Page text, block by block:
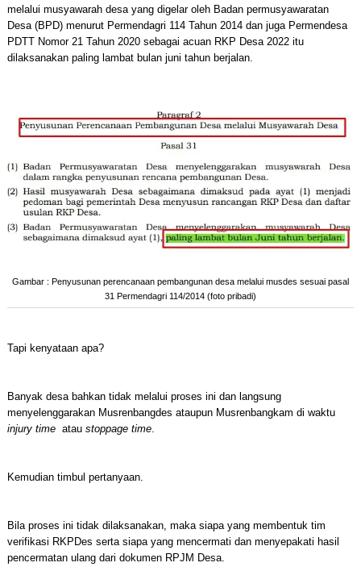
melalui musyawarah desa yang digelar oleh Badan permusyawaratan
Desa (BPD) menurut Permendagri 114 Tahun 2014 dan juga Permendesa
PDTT Nomor 21 Tahun 2020 sebagai acuan RKP Desa 2022 itu
dilaksanakan paling lambat bulan juni tahun berjalan.
Gambar : Penyusunan perencanaan pembangunan desa melalui musdes sesuai pasal
31 Permendagri 114/2014 (foto pribadi)
Tapi kenyataan apa?
Banyak desa bahkan tidak melalui proses ini dan langsung
menyelenggarakan Musrenbangdes ataupun Musrenbangkam di waktu
injury timeatau stoppage time.
Kemudian timbul pertanyaan.
Bila proses ini tidak dilaksanakan, maka siapa yang membentuk tim
verifikasi RKPDes serta siapa yang mencermati dan menyepakati hasil
pencermatan ulang dari dokumen RPJM Desa.